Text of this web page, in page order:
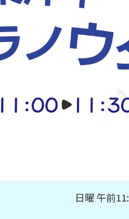
日曜 午前